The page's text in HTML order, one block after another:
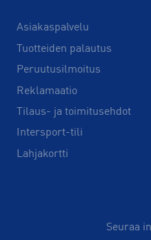
Asiakaspalvelu
Tuotteiden palautus
Peruutusilmoitus
Reklamaatio
Tilaus- ja toimitusehdot
Intersport-tili
Lahjakortti
Seuraa